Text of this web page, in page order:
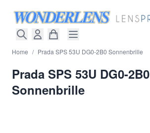
Home / Prada SPS 53U DG0-2B0 Sonnenbrille
Prada SPS 53U DG0-2B0
Sonnenbrille